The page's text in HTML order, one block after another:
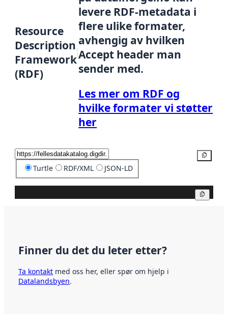
Resource
Description
Framework
(RDF)
levere RDF-metadata i
flere ulike formater,
avhengig av hvilken
Accept header man
sender med.
Les mer om RDF og
hvilke formater vi støtter
her
Turtle RDF/XML JSON-LD
Finner du det du leter etter?
Ta kontakt med oss her, eller spør om hjelp i
Datalandsbyen.